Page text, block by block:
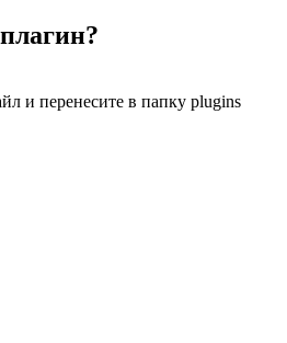
и перенесите в папку plugins